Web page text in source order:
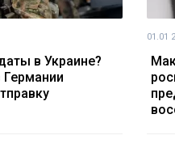
в Украине?
Германии
01.01